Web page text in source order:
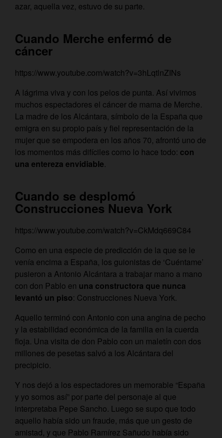
azar, aquella vez, estuvo de su parte.
Cuando Merche enfermó de
cáncer
https://www.youtube.com/watch?v=3hLqtlnZINs
A lágrima viva y con los pelos de punta. Así vivimos
muchos espectadores el cáncer de mama de Merche.
La madre de los Alcántara, símbolo de la España que
emigra en su propio país y fiel representación de la
mujer que se empodera en los años 70, afrontó uno de
los momentos más difíciles como lo hace todo: con
una entereza envidiable.
Cuando se desplomó
Construcciones Nueva York
https://www.youtube.com/watch?v=CkMdq669C84
Como en una especie de predicción de la que se le
venía encima a España, los guionistas de ‘Cuéntame’
pusieron a Antonio Alcántara a trabajar mano a mano
con don Pablo en una constructora que nunca
levantó un piso: Construcciones Nueva York.
Aquello terminó con Antonio con una angina de pecho
y la estabilidad económica de la familia en la cuerda
floja. Una visita de don Pablo con un maletín con dos
millones de pesetas salvó a los Alcántara del
precipicio.
Y nos dejó a los espectadores un memorable “España
y yo somos así” por parte del personaje al que
interpretaba Pepe Sancho. Luego se supo que todo
aquello había sido un fraude, más que un gesto de
amistad, y que Pablo Ramírez Sañudo había sido